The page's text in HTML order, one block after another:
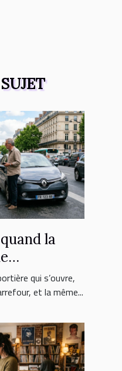
la
engagée
qui s’ouvre,
et la même...